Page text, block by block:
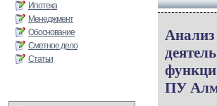
Ипотека
Менеджмент
Обоснование
Сметное дело
Статьи
Анализ
ПУ